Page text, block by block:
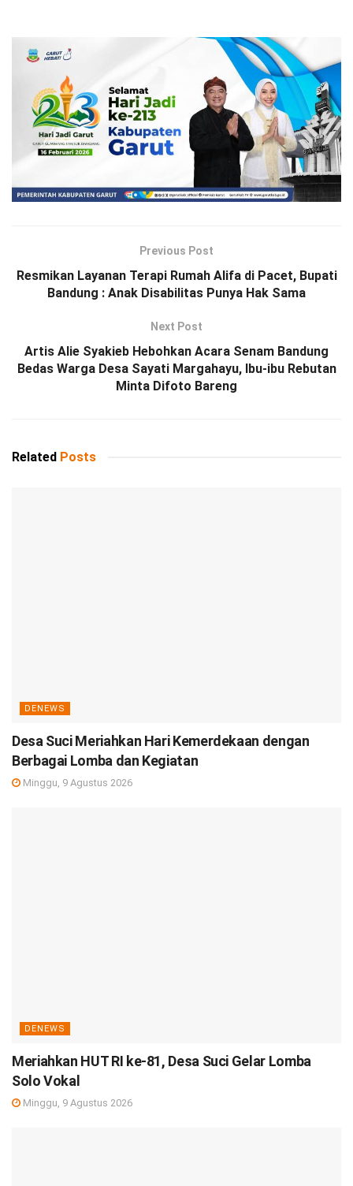
Previous Post
Resmikan Layanan Terapi Rumah Alifa di Pacet, Bupati
Bandung : Anak Disabilitas Punya Hak Sama
Next Post
Artis Alie Syakieb Hebohkan Acara Senam Bandung
Bedas Warga Desa Sayati Margahayu, Ibu-ibu Rebutan
Minta Difoto Bareng
Related Posts
DENEWS
Desa Suci Meriahkan Hari Kemerdekaan dengan
Berbagai Lomba dan Kegiatan
Minggu, 9 Agustus 2026
DENEWS
Meriahkan HUT RI ke-81, Desa Suci Gelar Lomba
Solo Vokal
Minggu, 9 Agustus 2026